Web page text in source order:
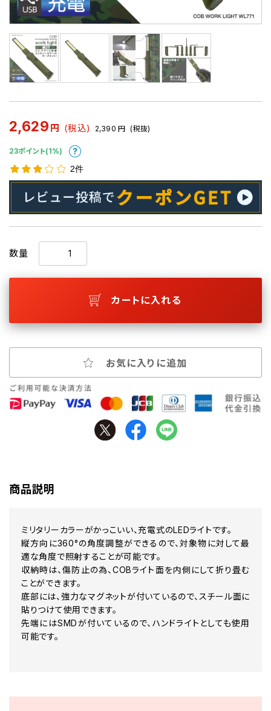
2,629 円 (税込) 2,390 円 (税抜)
23ポイント(1%)
2件
数量
カートに入れる
お気に入りに追加
商品説明
ミリタリーカラーがかっこいい、充電式のLEDライトです。
縦方向に360°の角度調整ができるので、対象物に対して最
適な角度で照射することが可能です。
収納時は、傷防止の為、COBライト面を内側にして折り畳む
ことができます。
底部には、強力なマグネットが付いているので、スチール面に
貼りつけて使用できます。
先端にはSMDが付いているので、ハンドライトとしても使用
可能です。